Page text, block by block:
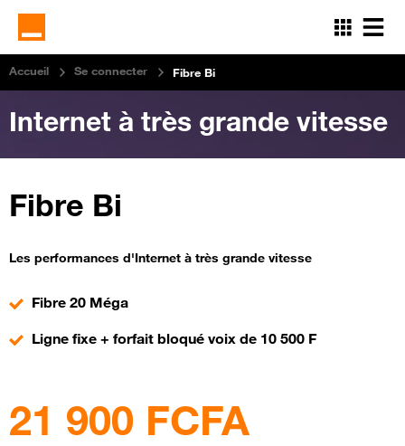
Aller
contenu
principal
Accueil Se connecter Fibre Bi
Internet à très grande vitesse
Fibre Bi
Les performances d'Internet à très grande vitesse
Fibre 20 Méga
Ligne fixe + forfait bloqué voix de 10 500 F
21 900 FCFA